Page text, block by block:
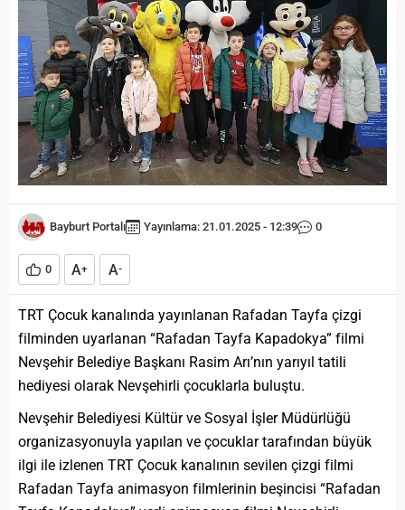
Bayburt Portalı Yayınlama: 21.01.2025 - 12:39 0
0 A+ A-
TRT Çocuk kanalında yayınlanan Rafadan Tayfa çizgi
filminden uyarlanan “Rafadan Tayfa Kapadokya” filmi
Nevşehir Belediye Başkanı Rasim Arı’nın yarıyıl tatili
hediyesi olarak Nevşehirli çocuklarla buluştu.
Nevşehir Belediyesi Kültür ve Sosyal İşler Müdürlüğü
organizasyonuyla yapılan ve çocuklar tarafından büyük
ilgi ile izlenen TRT Çocuk kanalının sevilen çizgi filmi
Rafadan Tayfa animasyon filmlerinin beşincisi “Rafadan